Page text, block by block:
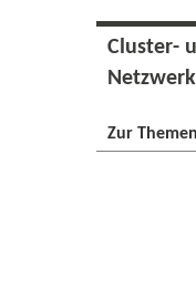
Cluster-​
Zur